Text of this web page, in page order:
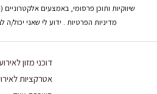
מדיניות הפרטיות . ידוע לי שאני
דוכני מזון
אטרקציות